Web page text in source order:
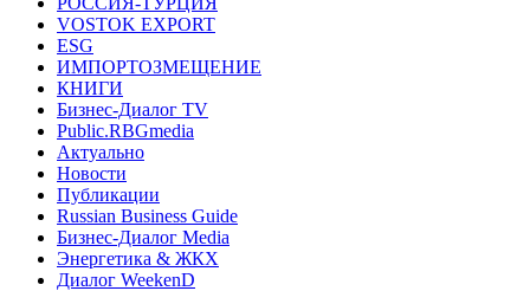
VOSTOK EXPORT
ESG
ИМПОРТОЗМЕЩЕНИЕ
КНИГИ
Бизнес-Диалог TV
Public.RBGmedia
Актуально
Новости
Публикации
Russian Business Guide
Бизнес-Диалог Media
Энергетика & ЖКХ
Диалог WeekenD